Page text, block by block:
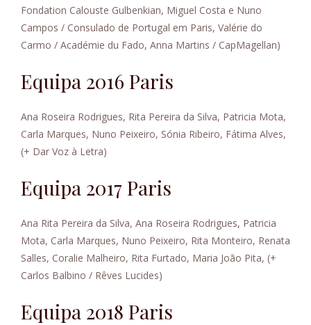
Fondation Calouste Gulbenkian, Miguel Costa e Nuno
Campos / Consulado de Portugal em Paris, Valérie do
Carmo / Académie du Fado, Anna Martins / CapMagellan)
Equipa 2016 Paris
Ana Roseira Rodrigues, Rita Pereira da Silva, Patricia Mota,
Carla Marques, Nuno Peixeiro, Sónia Ribeiro, Fátima Alves,
(+ Dar Voz à Letra)
Equipa 2017 Paris
Ana Rita Pereira da Silva, Ana Roseira Rodrigues, Patricia
Mota, Carla Marques, Nuno Peixeiro, Rita Monteiro, Renata
Salles, Coralie Malheiro, Rita Furtado, Maria João Pita, (+
Carlos Balbino / Rêves Lucides)
Equipa 2018 Paris